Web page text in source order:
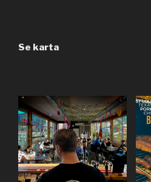
Se karta